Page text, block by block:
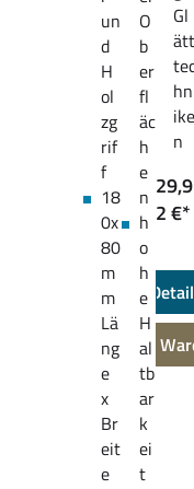
un
d
H
ol
zg
rif
f
18
0x
80
m
m
Lä
ng
e
x
Br
eit
e
O
b
er
fl
äc
h
e
n
h
o
h
e
H
al
tb
ar
k
ei
t
Gl
ätt
hn
ike
n
29,9
2 €*
In den
In